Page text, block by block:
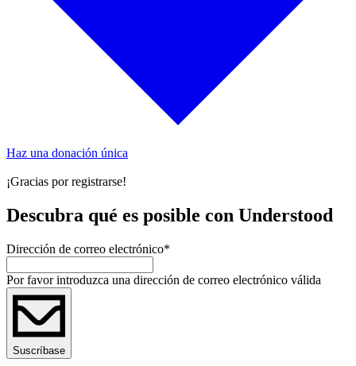
Haz una donación única
¡Gracias por registrarse!
Descubra qué es posible con Understood
Dirección de correo electrónico*
Por favor introduzca una dirección de correo electrónico válida
Suscríbase